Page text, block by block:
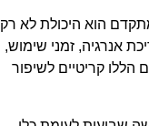
הוא היכולת לא רק
אנרגיה, זמני שימוש,
הללו קריטיים לשיפור